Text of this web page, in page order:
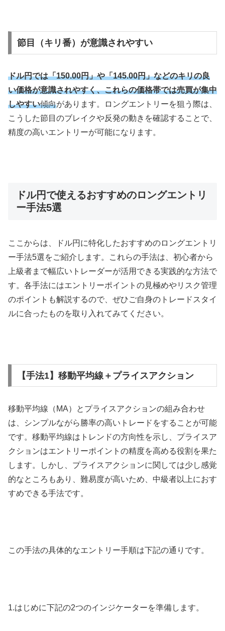
節目（キリ番）が意識されやすい
ドル円では「150.00円」や「145.00円」などのキリの良
い価格が意識されやすく、これらの価格帯では売買が集中
しやすい傾向があります。ロングエントリーを狙う際は、
こうした節目のブレイクや反発の動きを確認することで、
精度の高いエントリーが可能になります。
ドル円で使えるおすすめのロングエントリ
ー手法5選
ここからは、ドル円に特化したおすすめのロングエントリ
ー手法5選をご紹介します。これらの手法は、初心者から
上級者まで幅広いトレーダーが活用できる実践的な方法で
す。各手法にはエントリーポイントの見極めやリスク管理
のポイントも解説するので、ぜひご自身のトレードスタイ
ルに合ったものを取り入れてみてください。
【手法1】移動平均線＋プライスアクション
移動平均線（ MA）とプライスアクションの組み合わせ
は、シンプルながら勝率の高いトレードをすることが可能
です。移動平均線はトレンドの方向性を示し、プライスア
クションはエントリーポイントの精度を高める役割を果た
します。しかし、プライスアクションに関しては少し感覚
的なところもあり、難易度が高いため、中級者以上におす
すめできる手法です。
この手法の具体的なエントリー手順は下記の通りです。
1.はじめに下記の2つのインジケーターを準備します。